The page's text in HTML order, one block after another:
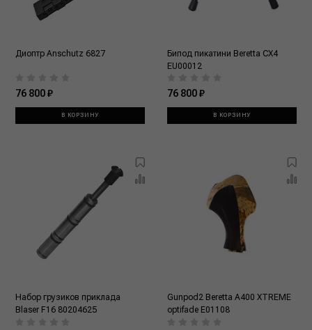
Диоптр Anschutz 6827
76 800 ₽
В КОРЗИНУ
Бипод пикатини Beretta CX4
EU00012
76 800 ₽
В КОРЗИНУ
Набор грузиков приклада
Blaser F16 80204625
Gunpod2 Beretta A400 XTREME
optifade E01108